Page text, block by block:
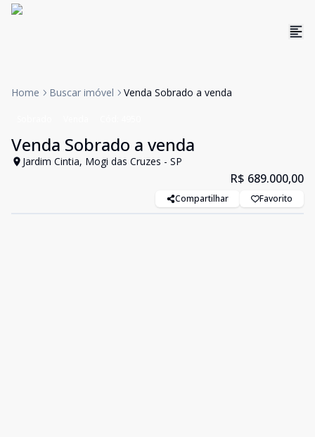
Home Buscar imóvel Venda Sobrado a venda
Venda Sobrado a venda
Jardim Cintia, Mogi das Cruzes - SP
R$ 689.000,00
Compartilhar Favorito